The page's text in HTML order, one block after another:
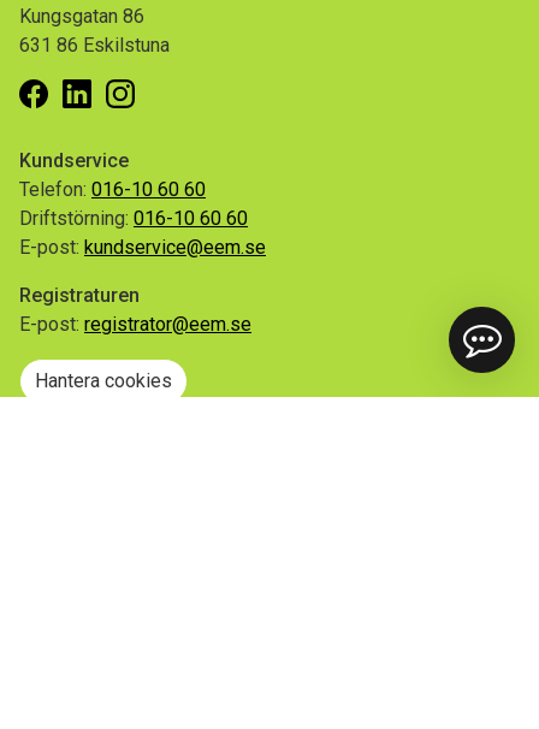
Kungsgatan 86
631 86 Eskilstuna
Facebook
LinkedinInstagram
Kundservice
Telefon: 016-10 60 60
Driftstörning: 016-10 60 60
E-post: kundservice@eem.se
Registraturen
E-post: registrator@eem.se
Hantera cookies